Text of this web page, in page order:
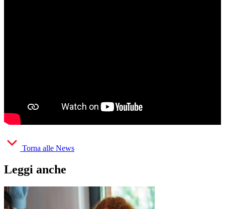
Torna alle News
Leggi anche